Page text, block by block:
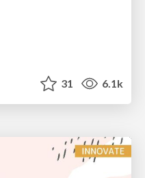
31 6.1k